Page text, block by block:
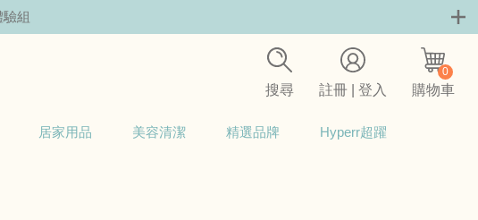
組
搜尋 註冊 | 登入
0
購物車
居家用品 美容清潔 精選品牌 Hyperr超躍